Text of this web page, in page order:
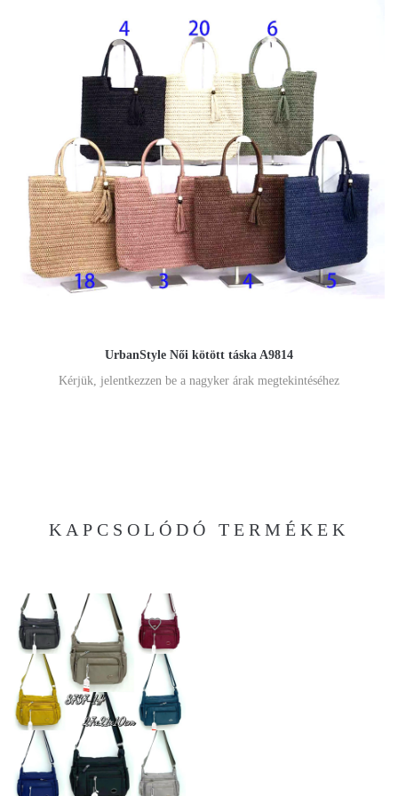
UrbanStyle Női kötött táska A9814
Kérjük, jelentkezzen be a nagyker árak megtekintéséhez
KAPCSOLÓDÓ TERMÉKEK